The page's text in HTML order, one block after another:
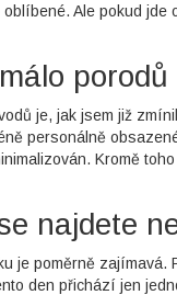
Ale pokud
je, jak jsem již
personálně
Kromě
najdete
je poměrně zajímavá.
den přichází jen